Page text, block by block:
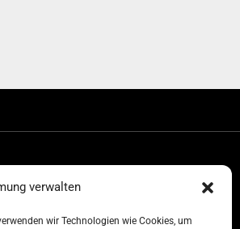
verwalten
wir Technologien wie Cookies, um